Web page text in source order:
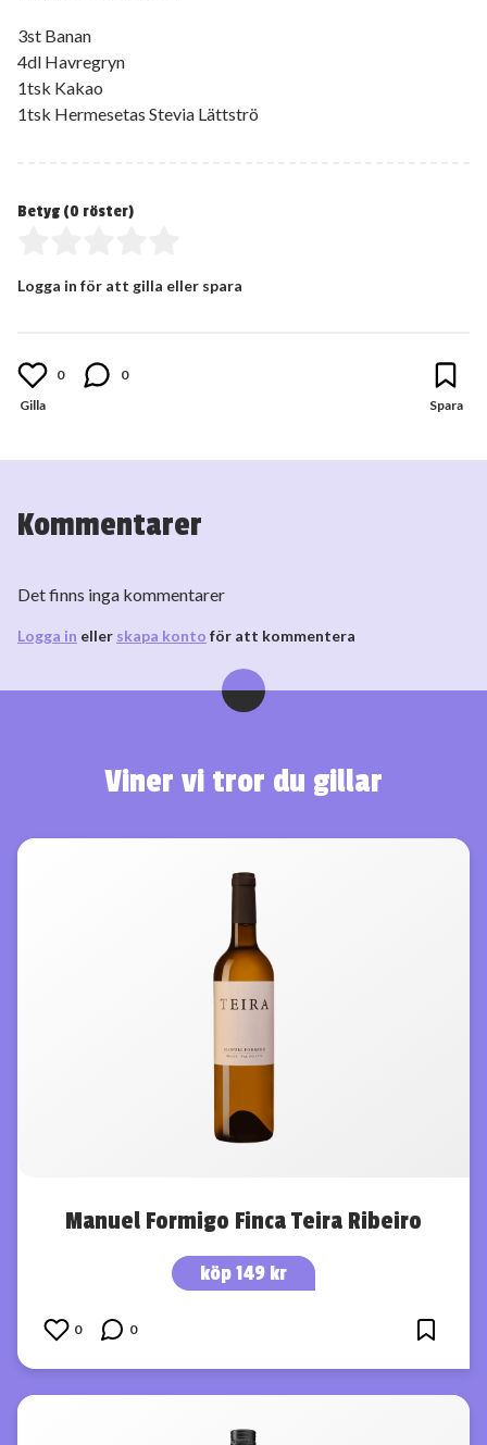
3st Banan
4dl Havregryn
1tsk Kakao
1tsk Hermesetas Stevia Lättströ
Betyg (0 röster)
Logga in för att gilla eller spara
0 0
Kommentarer
Det finns inga kommentarer
Logga in eller skapa konto för att kommentera
Viner vi tror du gillar
Manuel Formigo Finca Teira Ribeiro
köp 149 kr
0 0